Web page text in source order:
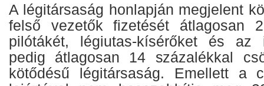
A légitársaság honlapján megjelent
felső vezetők fizetését átlagosan
pilótákét, légiutas-kísérőket és az
pedig átlagosan 14 százalékkal
kötődésű légitársaság. Emellett a